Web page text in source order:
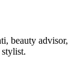
beauty advisor,